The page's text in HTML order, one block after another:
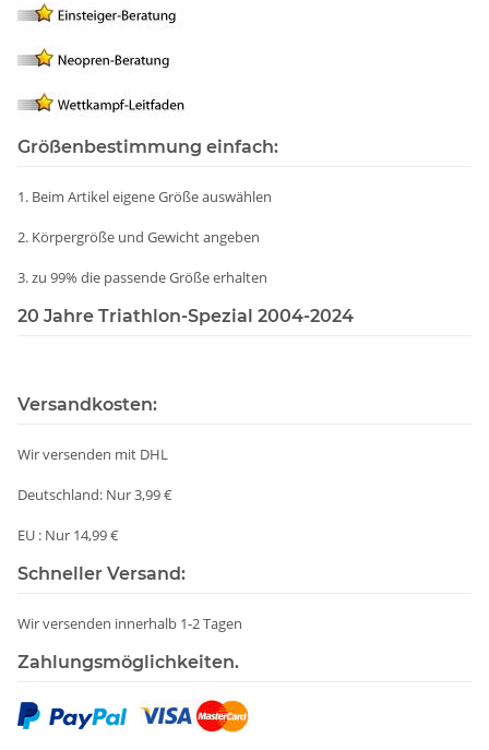
Größenbestimmung einfach:
1. Beim Artikel eigene Größe auswählen
2. Körpergröße und Gewicht angeben
3. zu 99% die passende Größe erhalten
20 Jahre Triathlon-Spezial 2004-2024
Versandkosten:
Wir versenden mit DHL
Deutschland: Nur 3,99 €
EU : Nur 14,99 €
Schneller Versand:
Wir versenden innerhalb 1-2 Tagen
Zahlungsmöglichkeiten.